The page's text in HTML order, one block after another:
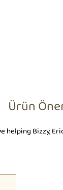
Ürün
Bizzy,